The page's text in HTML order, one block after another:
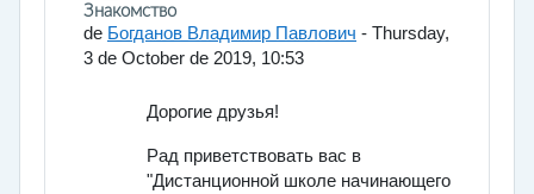
Знакомство
de Богданов Владимир Павлович - Thursday,
3 de October de 2019, 10:53
Número de respuestas: 5
Дорогие друзья!
Рад приветствовать вас в
"Дистанционной школе начинающего